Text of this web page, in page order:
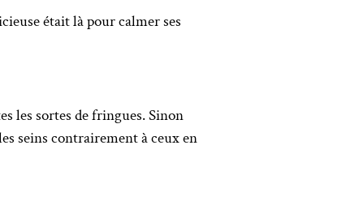
était là pour calmer ses
les sortes de fringues. Sinon
seins contrairement à ceux en